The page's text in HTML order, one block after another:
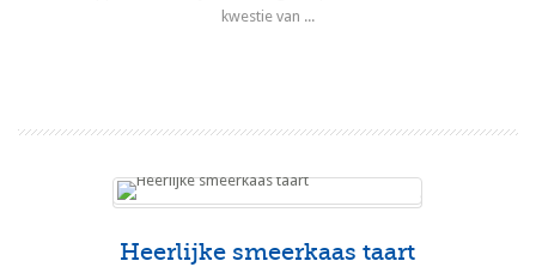
kwestie van ...
Heerlijke smeerkaas taart